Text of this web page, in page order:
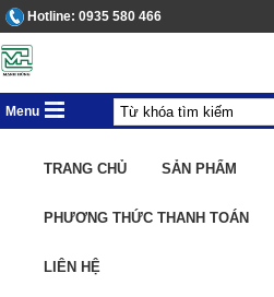
Hotline: 0935 580 466
Menu
TRANG CHỦ SẢN PHẨM
PHƯƠNG THỨC THANH TOÁN
LIÊN HỆ